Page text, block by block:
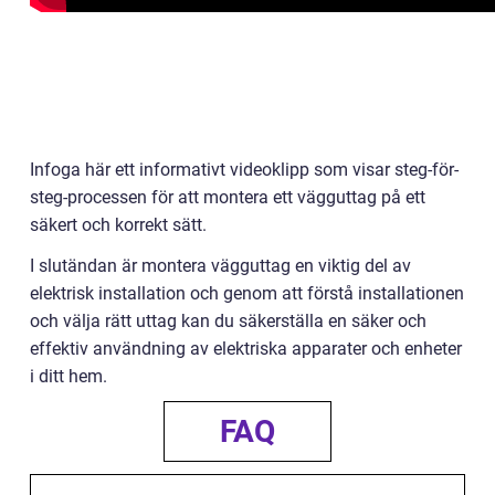
Infoga här ett informativt videoklipp som visar steg-för-
steg-processen för att montera ett vägguttag på ett
säkert och korrekt sätt.
I slutändan är montera vägguttag en viktig del av
elektrisk installation och genom att förstå installationen
och välja rätt uttag kan du säkerställa en säker och
effektiv användning av elektriska apparater och enheter
i ditt hem.
FAQ